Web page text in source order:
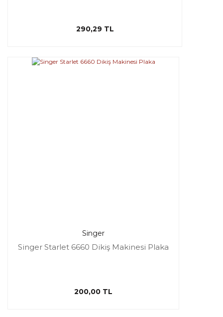
290,29 TL
Singer
Singer Starlet 6660 Dikiş Makinesi Plaka
200,00 TL